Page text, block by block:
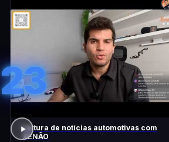
23
Leitura de notícias automotivas com
XENÃO